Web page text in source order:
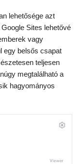
lehetősége azt
Sites lehetővé
vagy
egy belsős csapat
teljesen
megtalálható a
hagyományos